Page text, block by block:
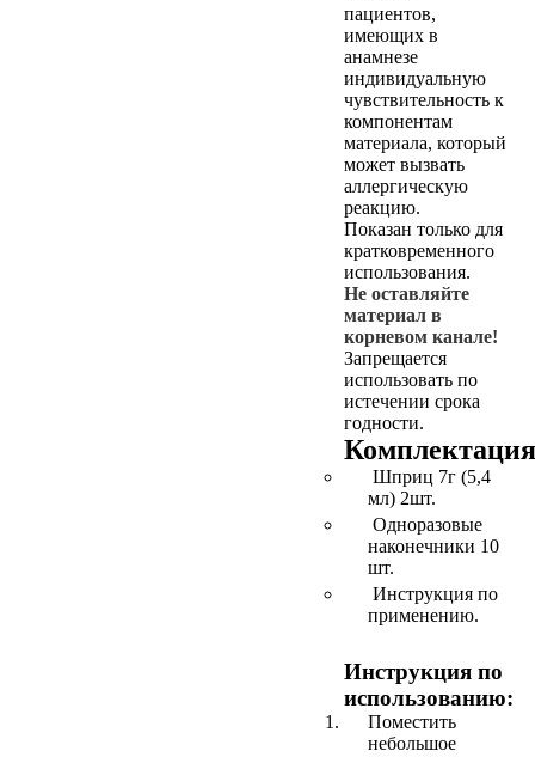
пациентов,
имеющих в
анамнезе
индивидуальную
чувствительность к
компонентам
материала, который
может вызвать
аллергическую
реакцию.
Показан только для
кратковременного
использования.
Не оставляйте
материал в
корневом канале!
Запрещается
использовать по
истечении срока
годности.
Шприц 7г (5,4
мл) 2шт.
Одноразовые
наконечники 10
шт.
Инструкция по
применению.
Инструкция по
использованию:
Поместить
небольшое